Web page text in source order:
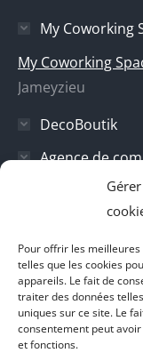
Pour offrir les
telles que les cookies
appareils. Le fait de
traiter des données
uniques sur ce site. Le
consentement peut
et fonctions.
dans
une
nouvelle
dans
une
nouvelle
dans
une
nouvelle
dans
une
My Coworking
My Coworking
Jameyzieu
DecoBoutik
Agence de
Place Du
L'instant Ki
Il parlent de